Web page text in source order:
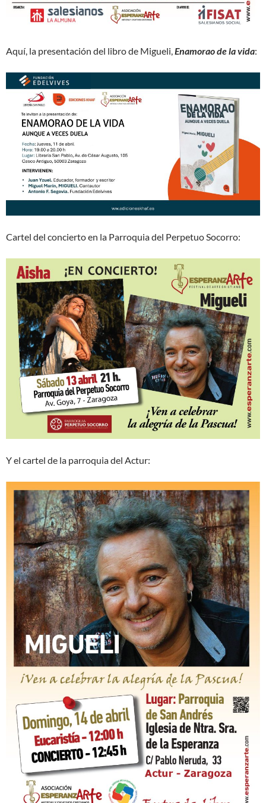
Aquí, la presentación del libro de Migueli,Enamorao de la vida:
Cartel del concierto en la Parroquia del Perpetuo Socorro:
Y el cartel de la parroquia del Actur: